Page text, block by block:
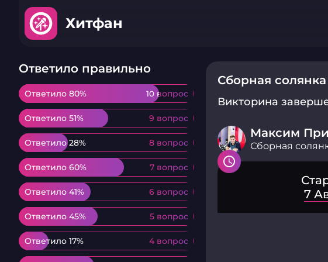
Хитфан
Ответило правильно
Ответило 80% 10 вопрос
Ответило 80% 10 вопрос
Ответило 51% 9 вопрос
Ответило 51% 9 вопрос
Ответило 28% 8 вопрос
Ответило 28% 8 вопрос
Ответило 60% 7 вопрос
Ответило 60% 7 вопрос
Ответило 41% 6 вопрос
Ответило 41% 6 вопрос
Ответило 45% 5 вопрос
Ответило 45% 5 вопрос
Ответило 17% 4 вопрос
Ответило 17% 4 вопрос
Сборная солянка
Викторина
Максим
Сборная
7